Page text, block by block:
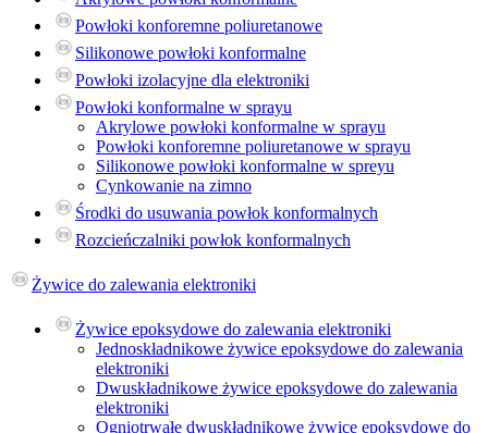
Powłoki konforemne poliuretanowe
Silikonowe powłoki konformalne
Powłoki izolacyjne dla elektroniki
Powłoki konformalne w sprayu
Akrylowe powłoki konformalne w sprayu
Powłoki konforemne poliuretanowe w sprayu
Silikonowe powłoki konformalne w spreyu
Cynkowanie na zimno
Środki do usuwania powłok konformalnych
Rozcieńczalniki powłok konformalnych
Żywice do zalewania elektroniki
Żywice epoksydowe do zalewania elektroniki
Jednoskładnikowe żywice epoksydowe do zalewania
elektroniki
Dwuskładnikowe żywice epoksydowe do zalewania
elektroniki
Ogniotrwałe dwuskładnikowe żywice epoksydowe do